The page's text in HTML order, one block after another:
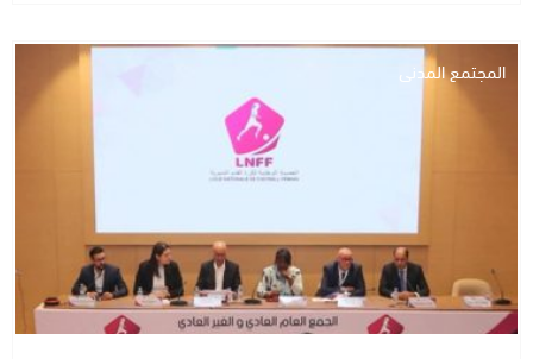
المجتمع المدني